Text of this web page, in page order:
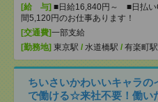
[給 与] ■日給16,840円～ ■日払
間5,120円のお仕事あります！
[交通費]一部支給
[勤務地] 東京駅 / 水道橋駅 / 有楽町駅
ちいさいかわいいキャラの
で働ける☆来社不要！働い